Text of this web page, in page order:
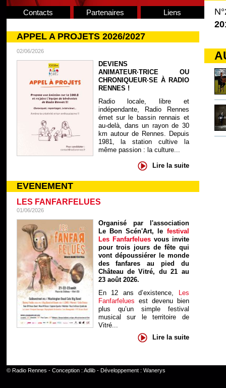
Contacts Partenaires Liens
APPEL A PROJETS 2026/2027
02/06/2026
DEVIENS
ANIMATEUR·TRICE OU
CHRONIQUEUR·SE À RADIO
RENNES !
Radio locale, libre et
indépendante, Radio Rennes
émet sur le bassin rennais et
au-delà, dans un rayon de 30
km autour de Rennes. Depuis
1981, la station cultive la
même passion : la culture...
Lire la suite
EVENEMENT
LES FANFARFELUES
01/06/2026
Organisé par l'association
Le Bon Scén'Art, le festival
Les Fanfarfelues vous invite
pour trois jours de fête qui
vont dépoussiérer le monde
des fanfares au pied du
Château de Vitré, du 21 au
23 août 2026.
En 12 ans d’existence, Les
Fanfarfelues est devenu bien
plus qu’un simple festival
musical sur le territoire de
Vitré...
Lire la suite
© Radio Rennes - Conception : Adlib- Développement : Wanerys